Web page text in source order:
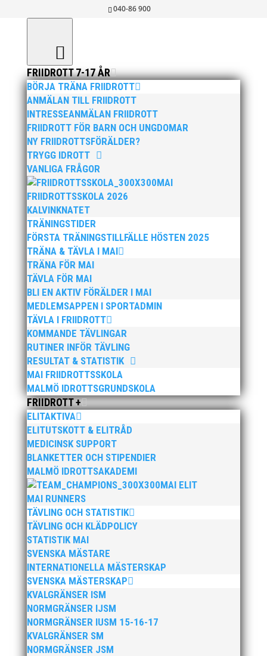
040-86 900
FRIIDROTT 7-17 ÅR
BÖRJA TRÄNA FRIIDROTT
ANMÄLAN TILL FRIIDROTT
INTRESSEANMÄLAN FRIIDROTT
FRIIDROTT FÖR BARN OCH UNGDOMAR
NY FRIIDROTTSFÖRÄLDER?
TRYGG IDROTT
VANLIGA FRÅGOR
MAI
FRIIDROTTSSKOLA 2026
KALVINKNATET
TRÄNINGSTIDER
FÖRSTA TRÄNINGSTILLFÄLLE HÖSTEN 2025
TRÄNA & TÄVLA I MAI
TRÄNA FÖR MAI
TÄVLA FÖR MAI
BLI EN AKTIV FÖRÄLDER I MAI
MEDLEMSAPPEN I SPORTADMIN
TÄVLA I FRIIDROTT
KOMMANDE TÄVLINGAR
RUTINER INFÖR TÄVLING
RESULTAT & STATISTIK
MAI FRIIDROTTSSKOLA
MALMÖ IDROTTSGRUNDSKOLA
FRIIDROTT +
ELITAKTIVA
ELITUTSKOTT & ELITRÅD
MEDICINSK SUPPORT
BLANKETTER OCH STIPENDIER
MALMÖ IDROTTSAKADEMI
MAI ELIT
MAI RUNNERS
TÄVLING OCH STATISTIK
TÄVLING OCH KLÄDPOLICY
STATISTIK MAI
SVENSKA MÄSTARE
INTERNATIONELLA MÄSTERSKAP
SVENSKA MÄSTERSKAP
KVALGRÄNSER ISM
NORMGRÄNSER IJSM
NORMGRÄNSER IUSM 15-16-17
KVALGRÄNSER SM
NORMGRÄNSER JSM
RESULTATARKIV
RESULTAT 2026
2026-01-04| Malmoe Track & Field |
Resultat
RESULTAT 2025
RESULTAT 2024
RESULTAT 2023
RESULTAT 2022
RESULTAT 2021
RESULTAT 2020
RESULTAT 2019
RESULTAT 2018
RESULTAT 2017
RESULTAT 2016